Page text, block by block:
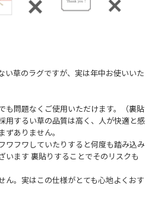
い草のラグですが、実は年中お使いいた
も問題なくご使用いただけます。（裏貼
用するい草の品質は高く、人が快適と感
ずありません。
ワフワしていたりすると何度も踏み込み
います 裏貼りすることでそのリスクも
ん。実はこの仕様がとても心地よくおす